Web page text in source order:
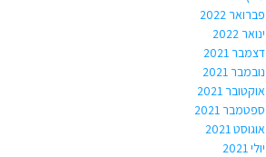
פברואר 2022
ינואר 2022
דצמבר 2021
נובמבר 2021
אוקטובר 2021
ספטמבר 2021
אוגוסט 2021
יולי 2021